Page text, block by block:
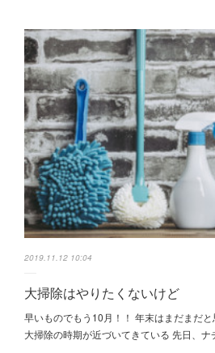
2019.11.12 10:04
大掃除はやりたくないけど
早いものでもう10月！！ 年末はまだまだ
大掃除の時期が近づいてきている 先日、